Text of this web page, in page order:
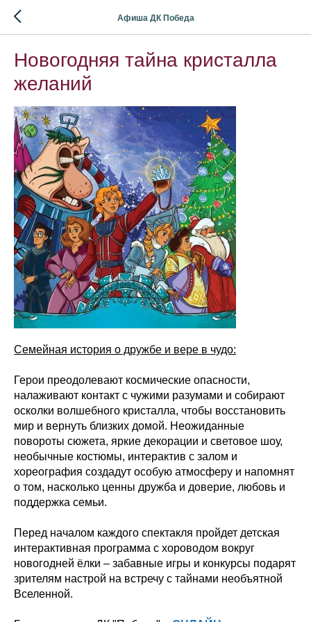
Афиша ДК Победа
Новогодняя тайна кристалла
желаний
Семейная история о дружбе и вере в чудо:
Герои преодолевают космические опасности,
налаживают контакт с чужими разумами и собирают
осколки волшебного кристалла, чтобы восстановить
мир и вернуть близких домой. Неожиданные
повороты сюжета, яркие декорации и световое шоу,
необычные костюмы, интерактив с залом и
хореография создадут особую атмосферу и напомнят
о том, насколько ценны дружба и доверие, любовь и
поддержка семьи.
Перед началом каждого спектакля пройдет детская
интерактивная программа с хороводом вокруг
новогодней ёлки – забавные игры и конкурсы подарят
зрителям настрой на встречу с тайнами необъятной
Вселенной.